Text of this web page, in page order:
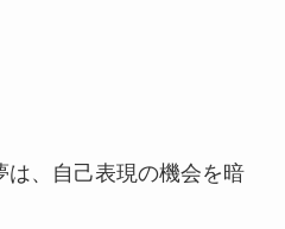
は、自己表現の機会を暗